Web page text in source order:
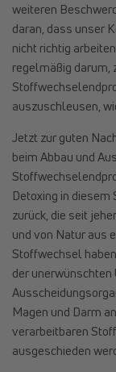
weiteren
daran, dass unser
nicht richtig
regelmäßig
auszuschleusen,
Jetzt zur guten
beim Abbau und
Detoxing in
zurück, die seit
und von Natur aus
Stoffwechsel
der
Magen und Darm
verarbeitbaren
ausgeschieden